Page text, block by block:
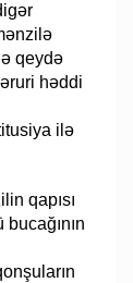
qeydə
həddi
ilə
qapısı
bucağının